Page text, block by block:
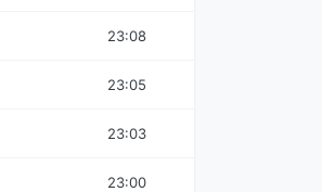
23:08
23:05
23:03
23:00